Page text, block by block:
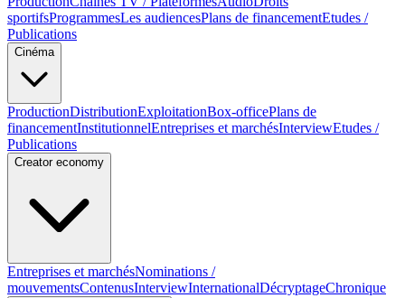
sportifsProgrammesLes audiencesPlans de financementEtudes /
Publications
Cinéma
ProductionDistributionExploitationBox-officePlans de
financementInstitutionnelEntreprises et marchésInterviewEtudes /
Publications
Creator economy
Entreprises et marchésNominations /
mouvementsContenusInterviewInternationalDécryptageChronique